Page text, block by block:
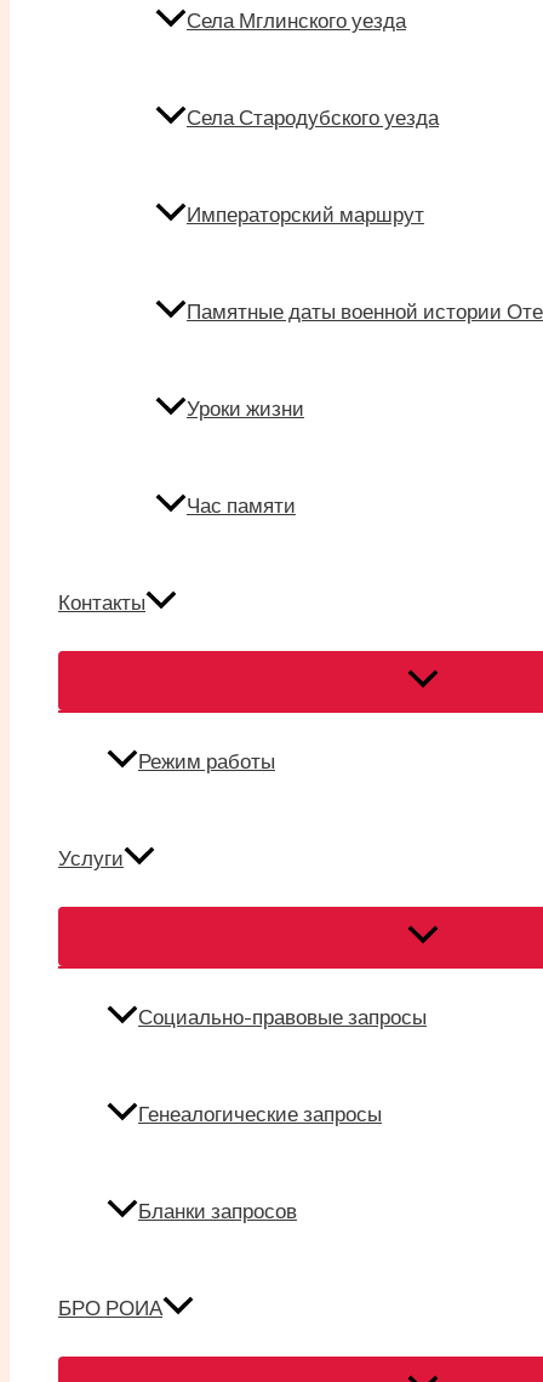
Села Мглинского уезда
Села Стародубского уезда
Императорский маршрут
Памятные даты военной истории
Уроки жизни
Час памяти
Контакты
Режим работы
Услуги
Социально-правовые запросы
Генеалогические запросы
Бланки запросов
БРО РОИА